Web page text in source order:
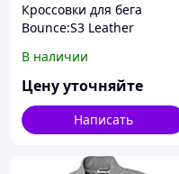
Кроссовки для бега
Bounce:S3 Leather
В наличии
Цену уточняйте
Написать